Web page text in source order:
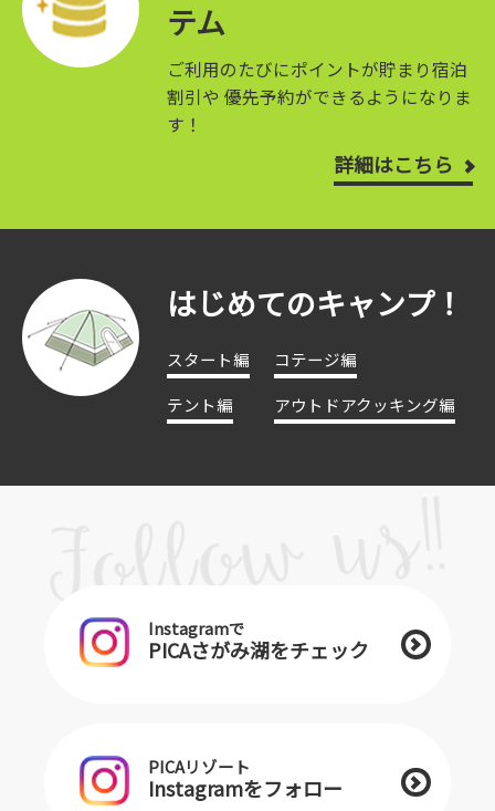
テム
ご利用のたびにポイントが貯まり宿泊
割引や 優先予約ができるようになりま
す！
詳細はこちら
はじめてのキャンプ！
スタート編
コテージ編
テント編
アウトドアクッキング編
Instagramで
PICAさがみ湖をチェック
PICAリゾート
Instagramをフォロー